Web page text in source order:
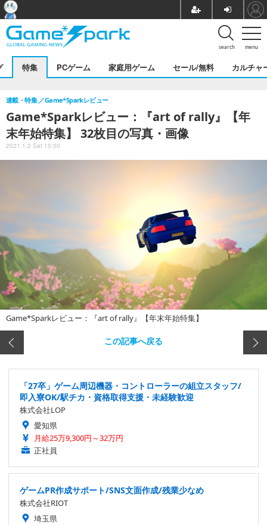
menu
search
特集 PCゲーム 家庭用ゲーム セール/無料 カルチャ
Game*Sparkレビュー：『art of rally』【年
末年始特集】 32枚目の写真・画像
連載・特集 Game*Sparkレビュー
2021.1.2 Sat 15:00
Game*Sparkレビュー：『art of rally』【年末年始特集】
この記事へ戻る
「27卒」ゲーム周辺機器・コントローラーの組立スタッフ/
即入寮OK/駅チカ・資格取得支援・未経験歓迎
株式会社LOP
愛知県
月給25万9,300円～32万円
正社員
ゲームPR作成サポート/SNS文面作成/残業少なめ
株式会社RIOT
埼玉県